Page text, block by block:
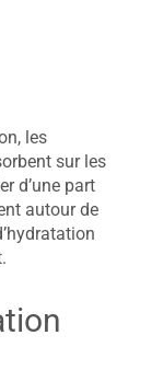
les
sur les
d’une part
autour de